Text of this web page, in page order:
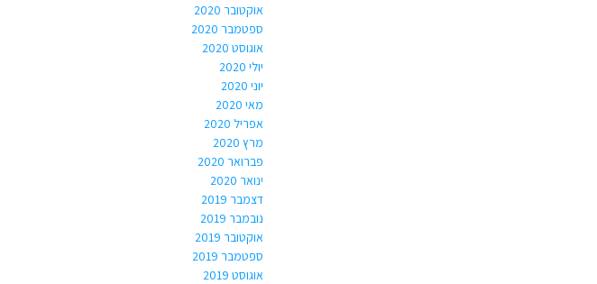
אוקטובר 2020
ספטמבר 2020
אוגוסט 2020
יולי 2020
יוני 2020
מאי 2020
אפריל 2020
מרץ 2020
פברואר 2020
ינואר 2020
דצמבר 2019
נובמבר 2019
אוקטובר 2019
ספטמבר 2019
אוגוסט 2019